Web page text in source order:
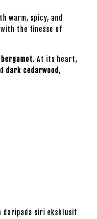
warm, spicy, and
the finesse of
bergamot. At its heart,
dark cedarwood,
daripada siri eksklusif